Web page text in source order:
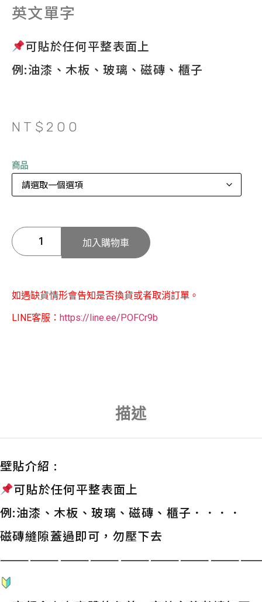
英文單字
可貼於任何平整表面上
例:油漆、木板、玻璃、磁磚、櫃子
NT$ 200
商品
加入購物車
如遇缺貨情形會告知是否換貨或者取消訂單。
LINE客服： https://line.ee/POFCr9b
描述
壁貼介紹 :
可貼於任何平整表面上
例:油漆、木板、玻璃、磁磚、櫃子．．．．
磁磚縫隙蓋過即可，勿壓下去